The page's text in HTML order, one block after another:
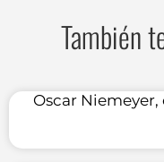
También
Oscar